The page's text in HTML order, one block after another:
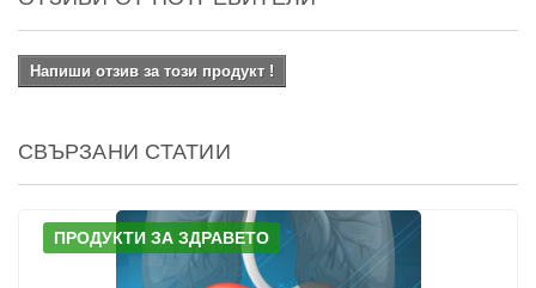
Напиши отзив за този продукт !
СВЪРЗАНИ СТАТИИ
ПРОДУКТИ ЗА ЗДРАВЕТО